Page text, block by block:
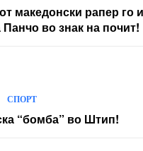
македонски рапер го
Панчо во знак на почит!
СПОРТ
“бомба” во Штип!